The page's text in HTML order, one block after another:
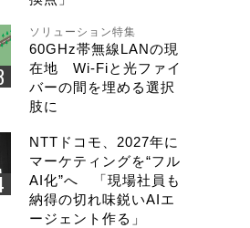
ソリューション特集
60GHz帯無線LANの現
在地 Wi-Fiと光ファイ
バーの間を埋める選択
肢に
NTTドコモ、2027年に
マーケティングを“フル
AI化”へ 「現場社員も
納得の切れ味鋭いAIエ
ージェント作る」